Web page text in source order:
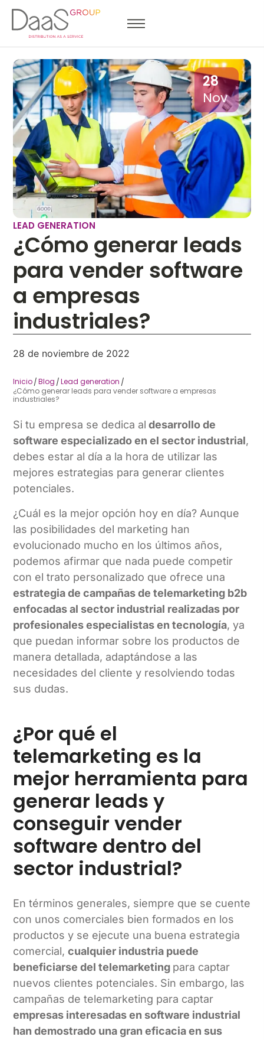
28
Nov
LEAD GENERATION
¿Cómo generar leads
para vender software
a empresas
industriales?
28 de noviembre de 2022
Inicio/Blog /Lead generation /
¿Cómo generar leads para vender software a empresas
industriales?
Si tu empresa se dedica al desarrollo de
software especializado en el sector industrial,
debes estar al día a la hora de utilizar las
mejores estrategias para generar clientes
potenciales.
¿Cuál es la mejor opción hoy en día? Aunque
las posibilidades del marketing han
evolucionado mucho en los últimos años,
podemos afirmar que nada puede competir
con el trato personalizado que ofrece una
estrategia de campañas de telemarketing b2b
enfocadas al sector industrial realizadas por
profesionales especialistas en tecnología, ya
que puedan informar sobre los productos de
manera detallada, adaptándose a las
necesidades del cliente y resolviendo todas
sus dudas.
¿Por qué el
telemarketing es la
mejor herramienta para
generar leads y
conseguir vender
software dentro del
sector industrial?
En términos generales, siempre que se cuente
con unos comerciales bien formados en los
productos y se ejecute una buena estrategia
comercial,cualquier industria puede
beneficiarse del telemarketing para captar
nuevos clientes potenciales. Sin embargo, las
campañas de telemarketing para captar
empresas interesadas en software industrial
han demostrado una gran eficacia en sus